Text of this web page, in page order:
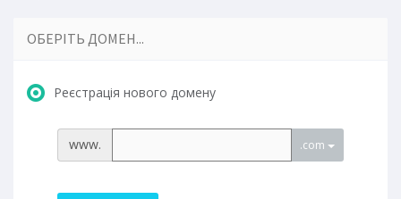
ОБЕРІТЬ ДОМЕН...
Реєстрація нового домену
www. .com